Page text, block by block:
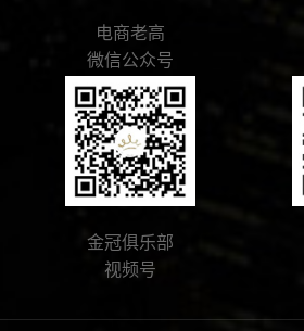
电商老高
微信公众号
金冠俱乐部
视频号